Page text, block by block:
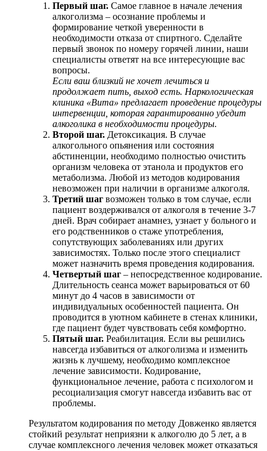
Первый шаг. Самое главное в начале лечения
алкоголизма – осознание проблемы и
формирование четкой уверенности в
необходимости отказа от спиртного. Сделайте
первый звонок по номеру горячей линии, наши
специалисты ответят на все интересующие вас
вопросы.
Если ваш близкий не хочет лечиться и
продолжает пить, выход есть. Наркологическая
клиника «Вита» предлагает проведение процедуры
интервенции, которая гарантированно убедит
алкоголика в необходимости процедуры.
Второй шаг. Детоксикация. В случае
алкогольного опьянения или состояния
абстиненции, необходимо полностью очистить
организм человека от этанола и продуктов его
метаболизма. Любой из методов кодирования
невозможен при наличии в организме алкоголя.
Третий шаг возможен только в том случае, если
пациент воздерживался от алкоголя в течение 3-7
дней. Врач собирает анамнез, узнает у больного и
его родственников о стаже употребления,
сопутствующих заболеваниях или других
зависимостях. Только после этого специалист
может назначить время проведения кодирования.
Четвертый шаг – непосредственное кодирование.
Длительность сеанса может варьироваться от 60
минут до 4 часов в зависимости от
индивидуальных особенностей пациента. Он
проводится в уютном кабинете в стенах клиники,
где пациент будет чувствовать себя комфортно.
Пятый шаг. Реабилитация. Если вы решились
навсегда избавиться от алкоголизма и изменить
жизнь к лучшему, необходимо комплексное
лечение зависимости. Кодирование,
функциональное лечение, работа с психологом и
ресоциализация смогут навсегда избавить вас от
проблемы.
Результатом кодирования по методу Довженко является
стойкий результат неприязни к алкоголю до 5 лет, а в
случае комплексного лечения человек может отказаться